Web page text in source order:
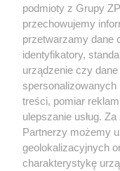
INTERNETOWY
Warszawie,
ul. Jubilerska 10, 04-
podmioty z Grupy
przechowujemy
przetwarzamy dane
identyfikatory,
urządzenie czy
treści, pomiar
ulepszanie usług.
Partnerzy możemy
geolokalizacyjnych
charakterystykę